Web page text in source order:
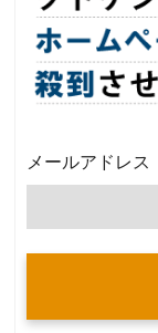
メールアドレス